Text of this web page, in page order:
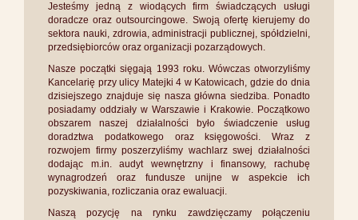
Jesteśmy jedną z wiodących firm świadczących usługi
doradcze oraz outsourcingowe. Swoją ofertę kierujemy do
sektora nauki, zdrowia, administracji publicznej, spółdzielni,
przedsiębiorców oraz organizacji pozarządowych.
Nasze początki sięgają 1993 roku. Wówczas otworzyliśmy
Kancelarię przy ulicy Matejki 4 w Katowicach, gdzie do dnia
dzisiejszego znajduje się nasza główna siedziba. Ponadto
posiadamy oddziały w Warszawie i Krakowie. Początkowo
obszarem naszej działalności było świadczenie usług
doradztwa podatkowego oraz księgowości. Wraz z
rozwojem firmy poszerzyliśmy wachlarz swej działalności
dodając m.in. audyt wewnętrzny i finansowy, rachubę
wynagrodzeń oraz fundusze unijne w aspekcie ich
pozyskiwania, rozliczania oraz ewaluacji.
Naszą pozycję na rynku zawdzięczamy połączeniu